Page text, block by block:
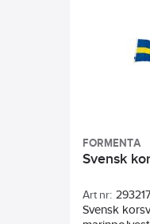
FORMENTA
Svensk
Art nr: 293217
Svensk